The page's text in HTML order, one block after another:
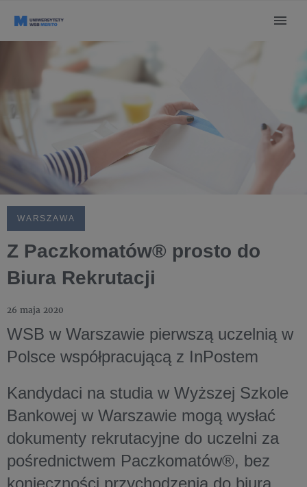
WARSZAWA
Z Paczkomatów® prosto do
Biura Rekrutacji
26 maja 2020
WSB w Warszawie pierwszą uczelnią w
Polsce współpracującą z InPostem
Kandydaci na studia w Wyższej Szkole
Bankowej w Warszawie mogą wysłać
dokumenty rekrutacyjne do uczelni za
pośrednictwem Paczkomatów®, bez
konieczności przychodzenia do biura.